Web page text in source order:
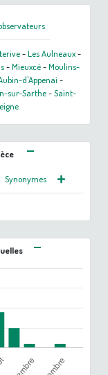
-Les Aulneaux-
-Mieuxcé-Moulins-
d'Appenai -
sur-Sarthe-Saint-
Synonymes